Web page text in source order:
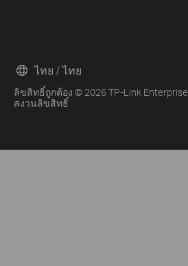
ลิขสิทธิ์ถูกต้อง © 2026 TP-Link
สงวนลิขสิทธิ์
ไทย / ไทย